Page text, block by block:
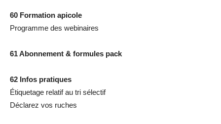
60 Formation apicole
Programme des webinaires
61 Abonnement & formules pack
62 Infos pratiques
Étiquetage relatif au tri sélectif
Déclarez vos ruches